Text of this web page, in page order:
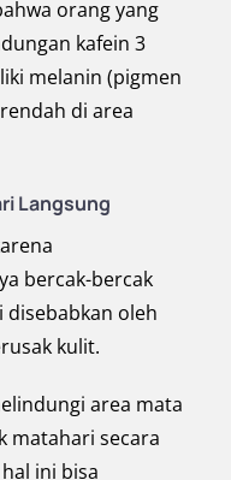
orang yang
kafein 3
melanin (pigmen
di area
Langsung
bercak-bercak
disebabkan oleh
kulit.
area mata
matahari secara
ini bisa